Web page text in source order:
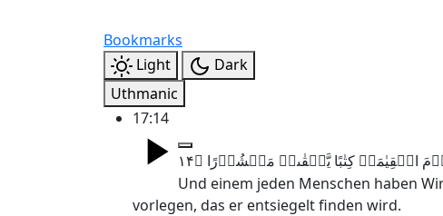
Bookmarks
Light
Dark
Uthmanic
17:14
Und einem jeden Menschen haben
vorlegen, das er entsiegelt finden wird.